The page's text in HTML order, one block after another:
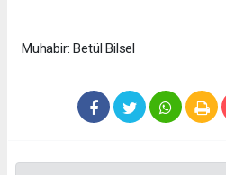
Muhabir: Betül Bilsel